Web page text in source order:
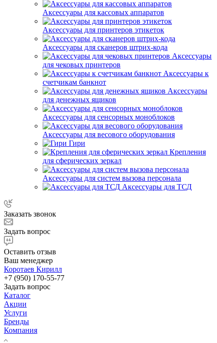
Аксессуары для кассовых аппаратов
Аксессуары для принтеров этикеток
Аксессуары для сканеров штрих-кода
Аксессуары
для чековых принтеров
Аксессуары к
счетчикам банкнот
Аксессуары
для денежных ящиков
Аксессуары для сенсорных моноблоков
Аксессуары для весового оборудования
Гири
Крепления
для сферических зеркал
Аксессуары для систем вызова персонала
Аксессуары для ТСД
Заказать звонок
Задать вопрос
Оставить отзыв
Ваш менеджер
Коротаев Кирилл
+7 (950) 170-55-77
Задать вопрос
Каталог
Акции
Услуги
Бренды
Компания